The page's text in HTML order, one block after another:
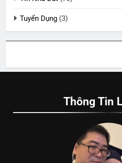
Tuyển Dụng (3)
Thông Tin